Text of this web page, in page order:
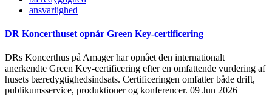
ansvarlighed
DR Koncerthuset opnår Green Key-certificering
DRs Koncerthus på Amager har opnået den internationalt
anerkendte Green Key-certificering efter en omfattende vurdering af
husets bæredygtighedsindsats. Certificeringen omfatter både drift,
publikumsservice, produktioner og konferencer. 09 Jun 2026